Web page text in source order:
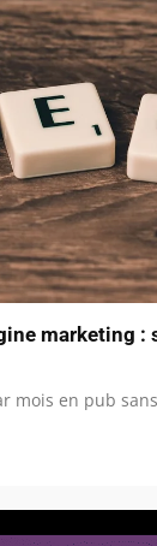
marketing :
mois en pub